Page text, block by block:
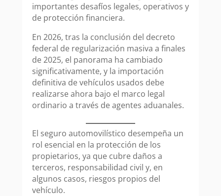
importantes desafíos legales, operativos y
de protección financiera.
En 2026, tras la conclusión del decreto
federal de regularización masiva a finales
de 2025, el panorama ha cambiado
significativamente, y la importación
definitiva de vehículos usados debe
realizarse ahora bajo el marco legal
ordinario a través de agentes aduanales.
El seguro automovilístico desempeña un
rol esencial en la protección de los
propietarios, ya que cubre daños a
terceros, responsabilidad civil y, en
algunos casos, riesgos propios del
vehículo.